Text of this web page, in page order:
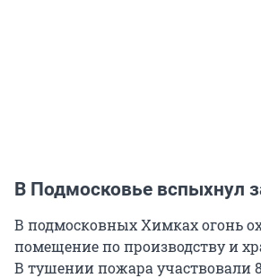
В Подмосковье вспыхнул
В подмосковных Химках огонь
помещение по производству и
В тушении пожара участвовали